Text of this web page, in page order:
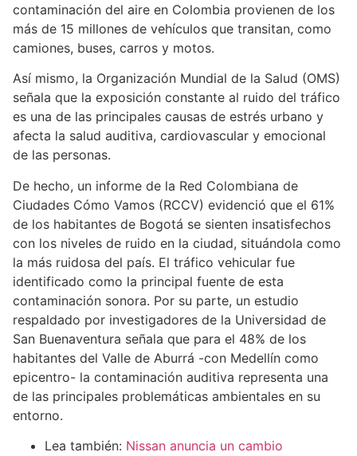
contaminación del aire en Colombia provienen de los
más de 15 millones de vehículos que transitan, como
camiones, buses, carros y motos.
Así mismo, la Organización Mundial de la Salud (OMS)
señala que la exposición constante al ruido del tráfico
es una de las principales causas de estrés urbano y
afecta la salud auditiva, cardiovascular y emocional
de las personas.
De hecho, un informe de la Red Colombiana de
Ciudades Cómo Vamos (RCCV) evidenció que el 61%
de los habitantes de Bogotá se sienten insatisfechos
con los niveles de ruido en la ciudad, situándola como
la más ruidosa del país. El tráfico vehicular fue
identificado como la principal fuente de esta
contaminación sonora. Por su parte, un estudio
respaldado por investigadores de la Universidad de
San Buenaventura señala que para el 48% de los
habitantes del Valle de Aburrá -con Medellín como
epicentro- la contaminación auditiva representa una
de las principales problemáticas ambientales en su
entorno.
Lea también: Nissan anuncia un cambio